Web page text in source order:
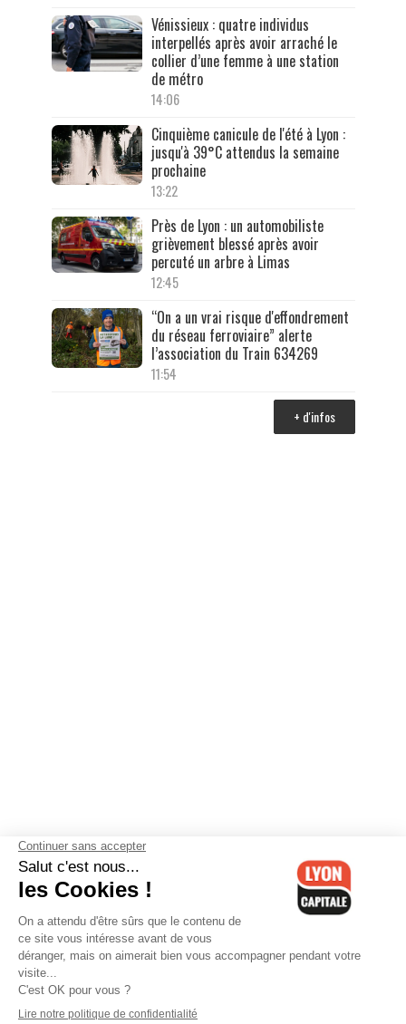
Vénissieux : quatre individus
interpellés après avoir arraché le
collier d’une femme à une station
de métro
14:06
Cinquième canicule de l'été à Lyon :
jusqu'à 39°C attendus la semaine
prochaine
13:22
Près de Lyon : un automobiliste
grièvement blessé après avoir
percuté un arbre à Limas
12:45
“On a un vrai risque d'effondrement
du réseau ferroviaire” alerte
l’association du Train 634269
11:54
+ d'infos